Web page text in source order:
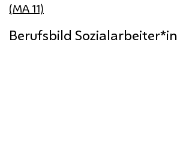
(MA 11)
Berufsbild Sozialarbeiter*in